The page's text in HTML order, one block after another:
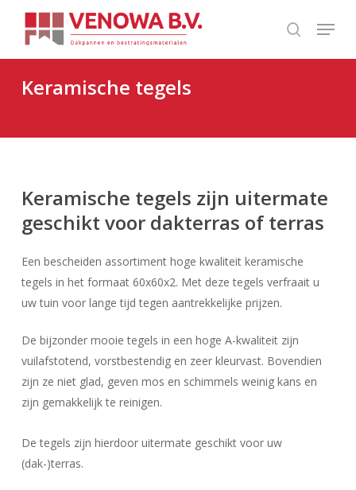
search
Menu
Keramische tegels
Keramische tegels zijn uitermate
geschikt voor dakterras of terras
Een bescheiden assortiment hoge kwaliteit keramische
tegels in het formaat 60x60x2. Met deze tegels verfraait u
uw tuin voor lange tijd tegen aantrekkelijke prijzen.
De bijzonder mooie tegels in een hoge A-kwaliteit zijn
vuilafstotend, vorstbestendig en zeer kleurvast. Bovendien
zijn ze niet glad, geven mos en schimmels weinig kans en
zijn gemakkelijk te reinigen.
De tegels zijn hierdoor uitermate geschikt voor uw
(dak-)terras.